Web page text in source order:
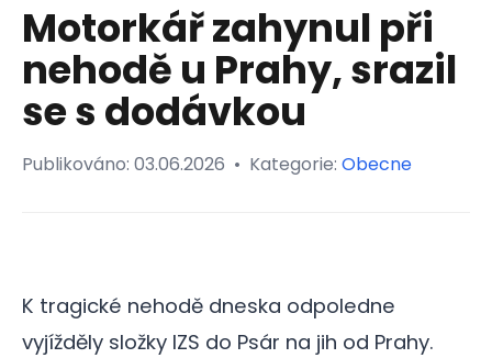
Motorkář zahynul při
nehodě u Prahy, srazil
se s dodávkou
Publikováno: 03.06.2026 • Kategorie: Obecne
K tragické nehodě dneska odpoledne
vyjížděly složky IZS do Psár na jih od Prahy.